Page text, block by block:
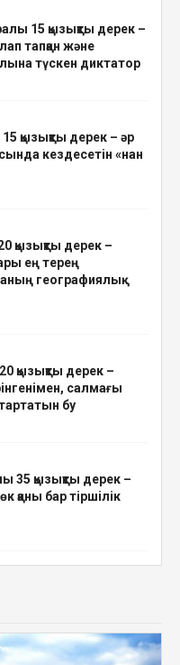
15 қызықты дерек –
тапқан және
түскен диктатор
қызықты дерек – әр
кездесетін «нан
қызықты дерек –
ең терең
географиялық
қызықты дерек –
салмағы
бу
35 қызықты дерек –
қаны бар тіршілік